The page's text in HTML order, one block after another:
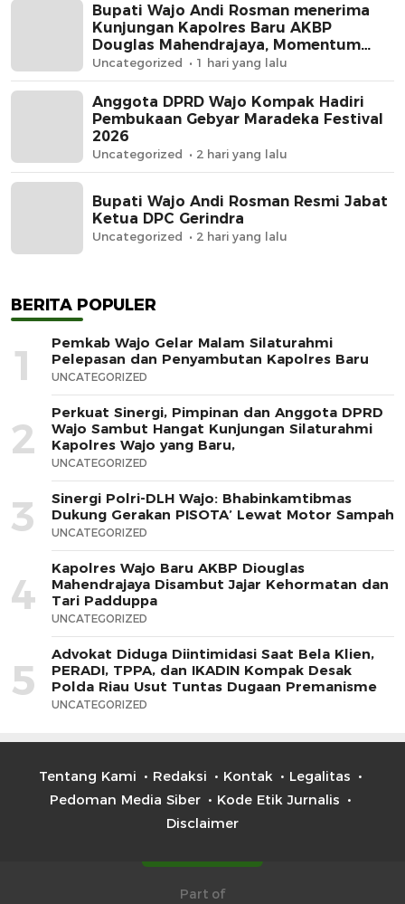
Bupati Wajo Andi Rosman menerima
Kunjungan Kapolres Baru AKBP
Douglas Mahendrajaya, Momentum
Memperkuat Sinergi
Uncategorized 1 hari yang lalu
Anggota DPRD Wajo Kompak Hadiri
Pembukaan Gebyar Maradeka Festival
2026
Uncategorized 2 hari yang lalu
Bupati Wajo Andi Rosman Resmi Jabat
Ketua DPC Gerindra
Uncategorized 2 hari yang lalu
BERITA POPULER
1
Pemkab Wajo Gelar Malam Silaturahmi
Pelepasan dan Penyambutan Kapolres Baru
UNCATEGORIZED
2
Perkuat Sinergi, Pimpinan dan Anggota DPRD
Wajo Sambut Hangat Kunjungan Silaturahmi
Kapolres Wajo yang Baru,
UNCATEGORIZED
3
Sinergi Polri-DLH Wajo: Bhabinkamtibmas
Dukung Gerakan PISOTA’ Lewat Motor Sampah
UNCATEGORIZED
4
Kapolres Wajo Baru AKBP Diouglas
Mahendrajaya Disambut Jajar Kehormatan dan
Tari Padduppa
UNCATEGORIZED
5
Advokat Diduga Diintimidasi Saat Bela Klien,
PERADI, TPPA, dan IKADIN Kompak Desak
Polda Riau Usut Tuntas Dugaan Premanisme
UNCATEGORIZED
Tentang Kami Redaksi Kontak
Legalitas
Pedoman Media Siber
Kode Etik Jurnalis
Disclaimer
Part of